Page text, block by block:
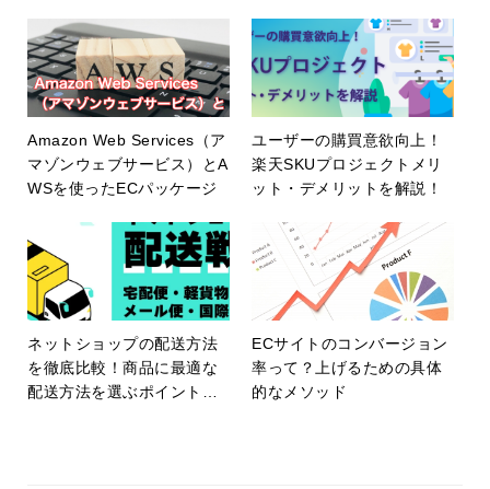
Amazon Web Services（ア
マゾンウェブサービス）とA
WSを使ったECパッケージ
ユーザーの購買意欲向上！
楽天SKUプロジェクトメリ
ット・デメリットを解説！
ネットショップの配送方法
を徹底比較！商品に最適な
配送方法を選ぶポイントを
ECサイトのコンバージョン
率って？上げるための具体
的なメソッド